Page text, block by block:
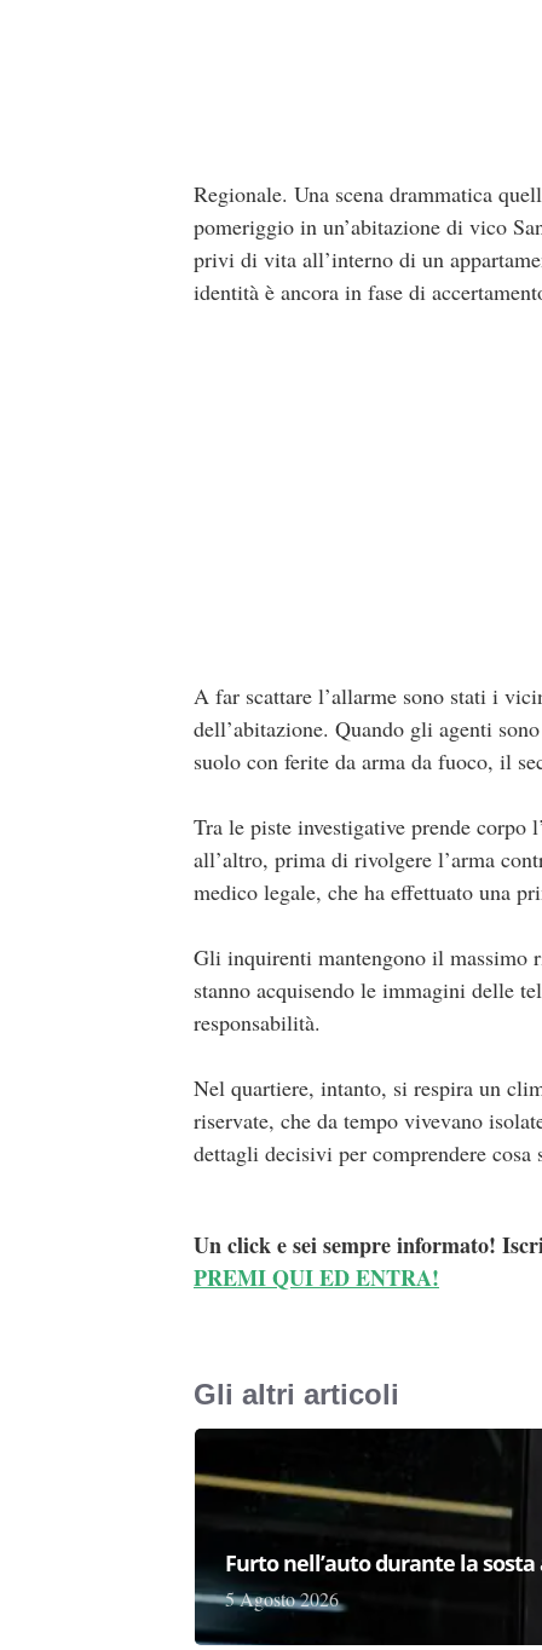
Regionale. Una scena drammatica
pomeriggio in un’abitazione di vico
privi di vita all’interno di un
identità è ancora in fase di
A far scattare l’allarme sono stati i
dell’abitazione. Quando gli agenti
suolo con ferite da arma da fuoco, il
Tra le piste investigative prende
all’altro, prima di rivolgere l’arma
medico legale, che ha effettuato una
Gli inquirenti mantengono il massimo
stanno acquisendo le immagini delle
responsabilità.
Nel quartiere, intanto, si respira un
riservate, che da tempo vivevano
dettagli decisivi per comprendere
Un click e sei sempre informato!
PREMI QUI ED ENTRA!
Gli altri articoli
Furto nell’auto durante la
5 Agosto 2026